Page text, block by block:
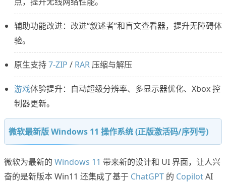
辅助功能改进：改进“叙述者”和盲文查看器，提升无障碍体
验。
原生支持7-ZIP / RAR 压缩与解压
游戏体验提升：自动超级分辨率、多显示器优化、Xbox 控
制器更新。
微软最新版 Windows 11 操作系统 (正版激活码/序列号)
微软为最新的 Windows 11 带来新的设计和 UI 界面，让人兴
奋的是新版本 Win11 还集成了基于 ChatGPT 的 CopilotAI